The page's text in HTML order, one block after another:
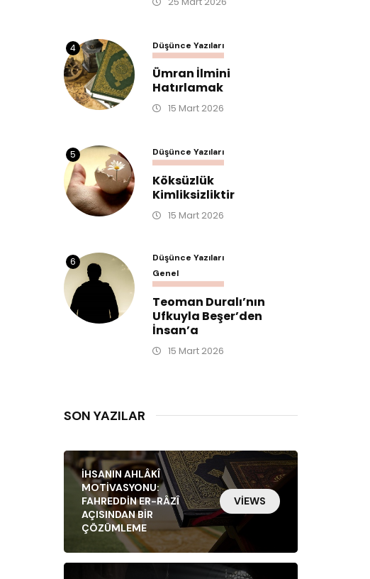
4 Düşünce Yazıları
Ümran İlmini
Hatırlamak
15 Mart 2026
5 Düşünce Yazıları
Köksüzlük
Kimliksizliktir
15 Mart 2026
6
Düşünce Yazıları
Genel
Teoman Duralı’nın
Ufkuyla Beşer’den
İnsan’a
15 Mart 2026
SON YAZILAR
İHSANIN AHLÂKÎ
MOTIVASYONU:
FAHREDDIN ER-RÂZÎ
AÇISINDAN BIR
ÇÖZÜMLEME
VIEWS